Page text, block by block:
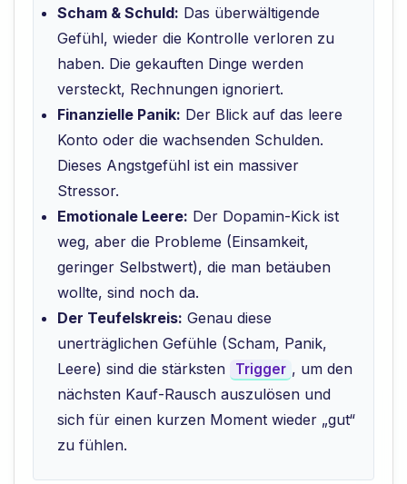
Scham & Schuld: Das überwältigende
Gefühl, wieder die Kontrolle verloren zu
haben. Die gekauften Dinge werden
versteckt, Rechnungen ignoriert.
Finanzielle Panik: Der Blick auf das leere
Konto oder die wachsenden Schulden.
Dieses Angstgefühl ist ein massiver
Stressor.
Emotionale Leere: Der Dopamin-Kick ist
weg, aber die Probleme (Einsamkeit,
geringer Selbstwert), die man betäuben
wollte, sind noch da.
Der Teufelskreis: Genau diese
unerträglichen Gefühle (Scham, Panik,
Leere) sind die stärksten
Trigger , um den
nächsten Kauf-Rausch auszulösen und
sich für einen kurzen Moment wieder „gut“
zu fühlen.